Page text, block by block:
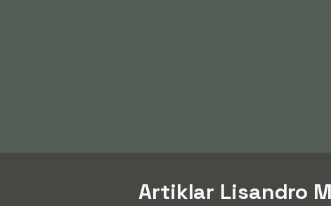
Artiklar Lisandro